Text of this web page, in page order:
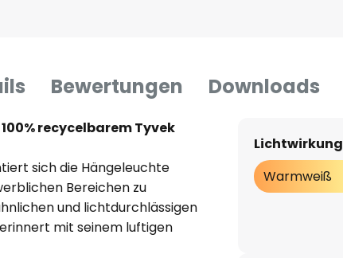
Bewertungen Downloads
recycelbarem Tyvek
sich die Hängeleuchte
Bereichen zu
und lichtdurchlässigen
mit seinem luftigen
innovative Konstrukt durch
Lichtwirkung
Warmweiß